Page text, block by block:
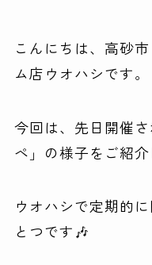
こんにちは、高砂
ム店ウオハシです。
今回は、先日開催
ペ」の様子をご紹介
ウオハシで定期的
とつです🎶